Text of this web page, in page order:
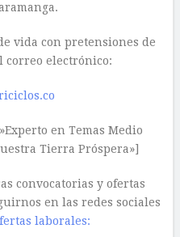
vida con pretensiones de
correo electrónico:
en Temas Medio
Tierra Próspera»]
convocatorias y ofertas
en las redes sociales
laborales: